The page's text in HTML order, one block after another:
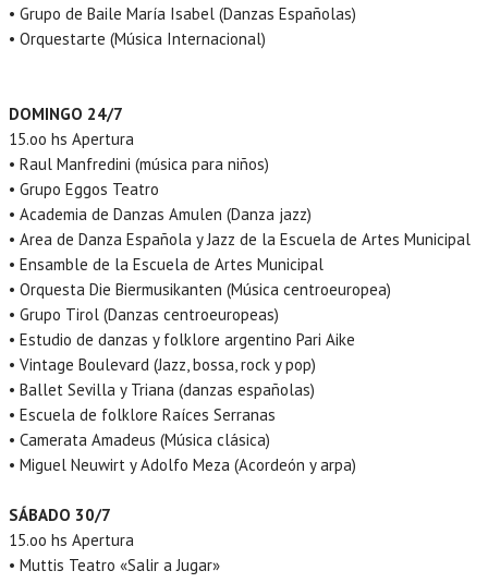
• Grupo de Baile María Isabel (Danzas Españolas)
• Orquestarte (Música Internacional)
DOMINGO 24/7
15.oo hs Apertura
• Raul Manfredini (música para niños)
• Grupo Eggos Teatro
• Academia de Danzas Amulen (Danza jazz)
• Area de Danza Española y Jazz de la Escuela de Artes Municipal
• Ensamble de la Escuela de Artes Municipal
• Orquesta Die Biermusikanten (Música centroeuropea)
• Grupo Tirol (Danzas centroeuropeas)
• Estudio de danzas y folklore argentino Pari Aike
• Vintage Boulevard (Jazz, bossa, rock y pop)
• Ballet Sevilla y Triana (danzas españolas)
• Escuela de folklore Raíces Serranas
• Camerata Amadeus (Música clásica)
• Miguel Neuwirt y Adolfo Meza (Acordeón y arpa)
SÁBADO 30/7
15.oo hs Apertura
• Muttis Teatro «Salir a Jugar»